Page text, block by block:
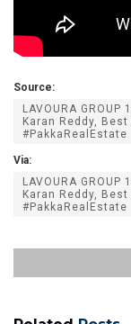
Source:
LAVOURA GROUP
Karan Reddy,
#PakkaRealEstate
Via:
LAVOURA GROUP
Karan Reddy,
#PakkaRealEstate